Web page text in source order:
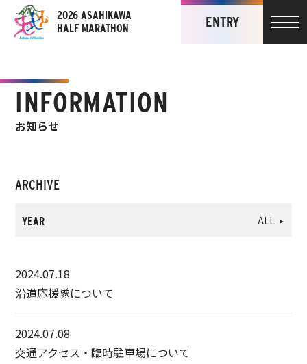
2026 ASAHIKAWA
HALF MARATHON
ENTRY
ENTRY
INFORMATION
お知らせ
ARCHIVE
YEAR ALL
2024.07.18
沿道応援隊について
2024.07.08
交通アクセス・臨時駐車場について